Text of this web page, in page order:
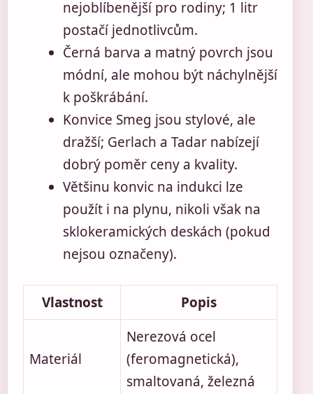
nejoblíbenější pro rodiny; 1 litr
postačí jednotlivcům.
Černá barva a matný povrch jsou
módní, ale mohou být náchylnější
k poškrábání.
Konvice Smeg jsou stylové, ale
dražší; Gerlach a Tadar nabízejí
dobrý poměr ceny a kvality.
Většinu konvic na indukci lze
použít i na plynu, nikoli však na
sklokeramických deskách (pokud
nejsou označeny).
Vlastnost Popis
Materiál
Nerezová ocel
(feromagnetická),
smaltovaná, železná